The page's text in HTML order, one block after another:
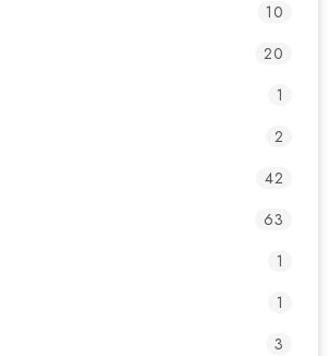
10
20
1
2
42
63
1
1
3